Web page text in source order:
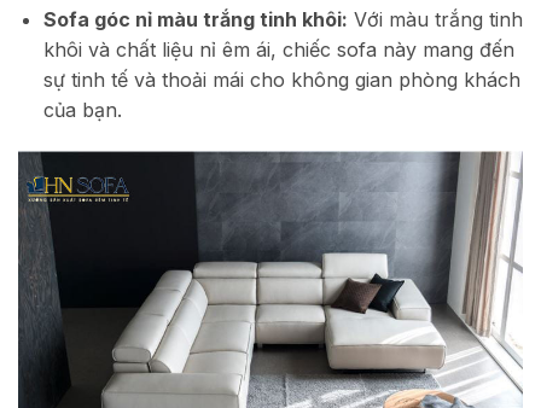
Sofa góc nỉ màu trắng tinh khôi: Với màu trắng tinh
khôi và chất liệu nỉ êm ái, chiếc sofa này mang đến
sự tinh tế và thoải mái cho không gian phòng khách
của bạn.